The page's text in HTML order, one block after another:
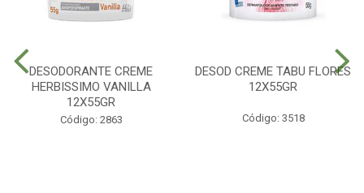
DESODORANTE CREME
HERBISSIMO VANILLA
12X55GR
Código: 2863
DESOD CREME TABU FLORES
12X55GR
Código: 3518